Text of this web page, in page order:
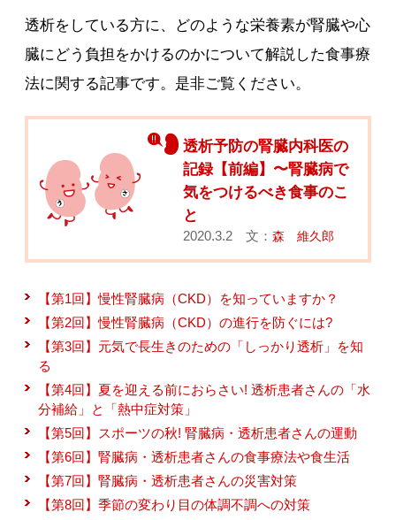
透析をしている方に、どのような栄養素が腎臓や心
臓にどう負担をかけるのかについて解説した食事療
法に関する記事です。是非ご覧ください。
透析予防の腎臓内科医の
記録【前編】〜腎臓病で
気をつけるべき食事のこ
と
2020.3.2 文：森 維久郎
【第1回】慢性腎臓病（CKD）を知っていますか？
【第2回】慢性腎臓病（CKD）の進行を防ぐには?
【第3回】元気で長生きのための「しっかり透析」を知
る
【第4回】夏を迎える前におらさい! 透析患者さんの「水
分補給」と「熱中症対策」
【第5回】スポーツの秋! 腎臓病・透析患者さんの運動
【第6回】腎臓病・透析患者さんの食事療法や食生活
【第7回】腎臓病・透析患者さんの災害対策
【第8回】季節の変わり目の体調不調への対策